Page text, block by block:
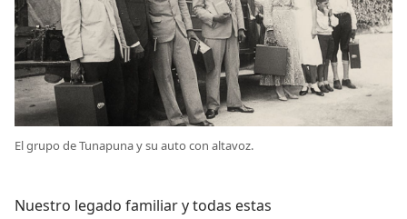
El grupo de Tunapuna y su auto con altavoz.
Nuestro legado familiar y todas estas